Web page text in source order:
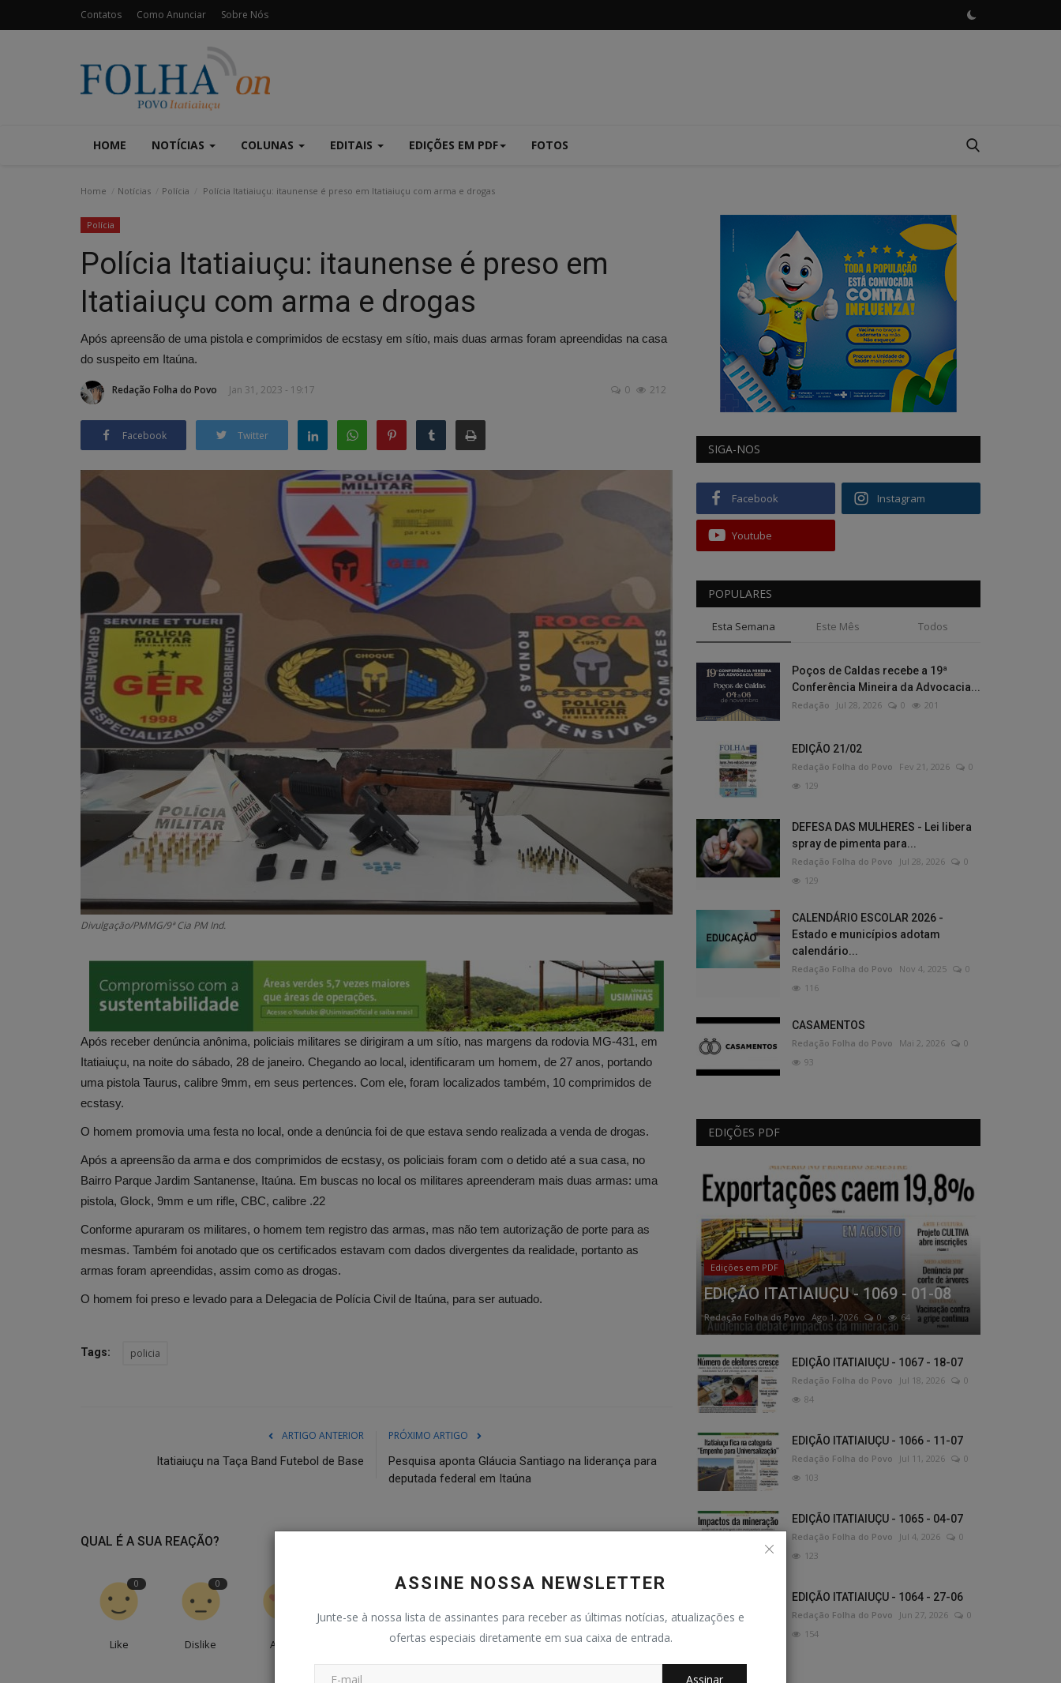
Contatos Como Anunciar Sobre Nós
HOME NOTÍCIAS COLUNAS EDITAIS EDIÇÕES EM PDF FOTOS
ASSINE NOSSA NEWSLETTER
Junte-se à nossa lista de assinantes para receber as últimas notícias, atualizações e
ofertas especiais diretamente em sua caixa de entrada.
Assinar
Home Notícias Polícia Polícia Itatiaiuçu: itaunense é preso em Itatiaiuçu com arma e drogas
Polícia
Polícia Itatiaiuçu: itaunense é preso em
Itatiaiuçu com arma e drogas
Após apreensão de uma pistola e comprimidos de ecstasy em sítio, mais duas armas foram apreendidas na casa
do suspeito em Itaúna.
Redação Folha do Povo Jan 31, 2023 - 19:17 0 212
Facebook Twitter
Divulgação/PMMG/9ª Cia PM Ind.
Após receber denúncia anônima, policiais militares se dirigiram a um sítio, nas margens da rodovia MG-431, em
Itatiaiuçu, na noite do sábado, 28 de janeiro. Chegando ao local, identificaram um homem, de 27 anos, portando
uma pistola Taurus, calibre 9mm, em seus pertences. Com ele, foram localizados também, 10 comprimidos de
ecstasy.
O homem promovia uma festa no local, onde a denúncia foi de que estava sendo realizada a venda de drogas.
Após a apreensão da arma e dos comprimidos de ecstasy, os policiais foram com o detido até a sua casa, no
Bairro Parque Jardim Santanense, Itaúna. Em buscas no local os militares apreenderam mais duas armas: uma
pistola, Glock, 9mm e um rifle, CBC, calibre .22
Conforme apuraram os militares, o homem tem registro das armas, mas não tem autorização de porte para as
mesmas. Também foi anotado que os certificados estavam com dados divergentes da realidade, portanto as
armas foram apreendidas, assim como as drogas.
O homem foi preso e levado para a Delegacia de Polícia Civil de Itaúna, para ser autuado.
Tags: policia
ARTIGO ANTERIOR
Itatiaiuçu na Taça Band Futebol de Base
PRÓXIMO ARTIGO
Pesquisa aponta Gláucia Santiago na liderança para
deputada federal em Itaúna
QUAL É A SUA REAÇÃO?
0
Like
0
Dislike Amei
0
Bravo
0
Triste Uau
SIGA-NOS
Facebook Instagram
Youtube
POPULARES
Esta Semana Este Mês Todos
Poços de Caldas recebe a 19ª
Conferência Mineira da Advocacia...
Redação Jul 28, 2026 0 201
EDIÇÃO 21/02
Redação Folha do Povo Fev 21, 2026
0
129
DEFESA DAS MULHERES - Lei libera
spray de pimenta para...
Redação Folha do Povo Jul 28, 2026
0
129
CALENDÁRIO ESCOLAR 2026 -
Estado e municípios adotam
calendário...
Redação Folha do Povo Nov 4, 2025
0
116
CASAMENTOS
Redação Folha do Povo Mai 2, 2026
0
93
EDIÇÕES PDF
Edições em PDF
EDIÇÃO ITATIAIUÇU - 1069 - 01-08
Redação Folha do Povo Ago 1, 2026 0 64
EDIÇÃO ITATIAIUÇU - 1067 - 18-07
Redação Folha do Povo Jul 18, 2026
0
84
EDIÇÃO ITATIAIUÇU - 1066 - 11-07
Redação Folha do Povo Jul 11, 2026
0
103
EDIÇÃO ITATIAIUÇU - 1065 - 04-07
Redação Folha do Povo Jul 4, 2026
0
123
EDIÇÃO ITATIAIUÇU - 1064 - 27-06
Redação Folha do Povo Jun 27, 2026
0
154